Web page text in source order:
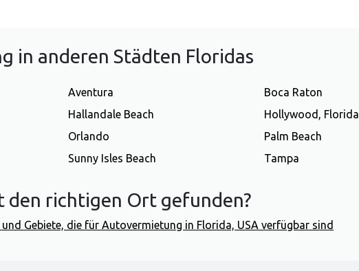
in anderen Städten Floridas
Aventura Boca Raton
Hallandale Beach Hollywood, Florida
Orlando Palm Beach
Sunny Isles Beach Tampa
den richtigen Ort gefunden?
Gebiete, die für Autovermietung in Florida, USA verfügbar sind